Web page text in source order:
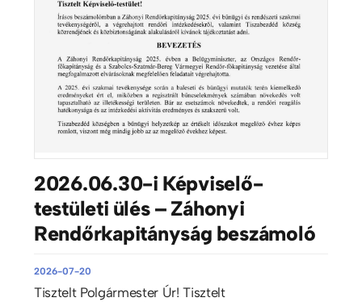
2026.06.30-i Képviselő-
testületi ülés – Záhonyi
Rendőrkapitányság beszámoló
2026-07-20
Tisztelt Polgármester Úr! Tisztelt